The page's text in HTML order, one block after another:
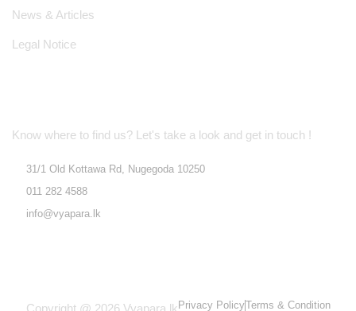
News & Articles
Legal Notice
Know where to find us? Let's take a look and get in touch !
31/1 Old Kottawa Rd, Nugegoda 10250
011 282 4588
info@vyapara.lk
Privacy PolicyTerms & Condition